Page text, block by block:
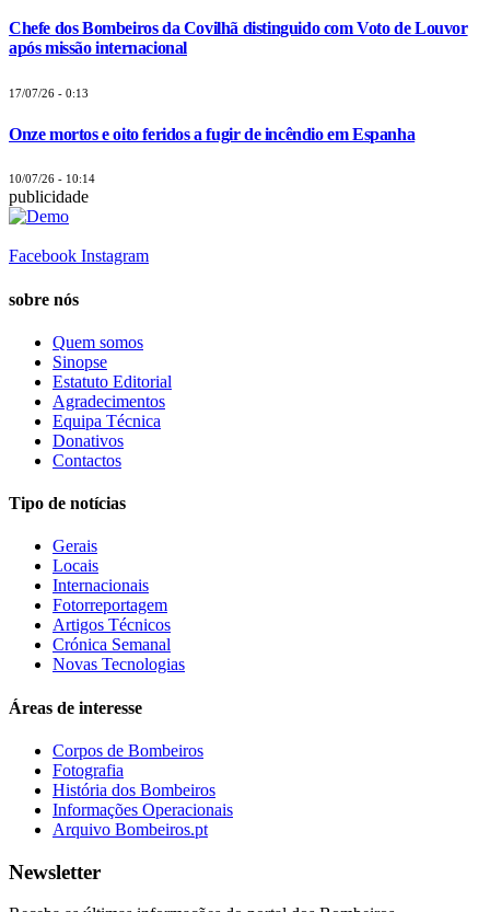
Chefe dos Bombeiros da Covilhã distinguido com Voto de Louvor
após missão internacional
17/07/26 - 0:13
Onze mortos e oito feridos a fugir de incêndio em Espanha
10/07/26 - 10:14
publicidade
Facebook Instagram
sobre nós
Quem somos
Sinopse
Estatuto Editorial
Agradecimentos
Equipa Técnica
Donativos
Contactos
Tipo de notícias
Gerais
Locais
Internacionais
Fotorreportagem
Artigos Técnicos
Crónica Semanal
Novas Tecnologias
Áreas de interesse
Corpos de Bombeiros
Fotografia
História dos Bombeiros
Informações Operacionais
Arquivo Bombeiros.pt
Newsletter